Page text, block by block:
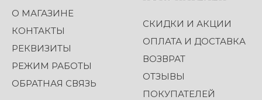
О МАГАЗИНЕ
КОНТАКТЫ
РЕКВИЗИТЫ
РЕЖИМ РАБОТЫ
ОБРАТНАЯ СВЯЗЬ
СКИДКИ И АКЦИИ
ОПЛАТА И ДОСТАВКА
ВОЗВРАТ
ОТЗЫВЫ
ПОКУПАТЕЛЕЙ